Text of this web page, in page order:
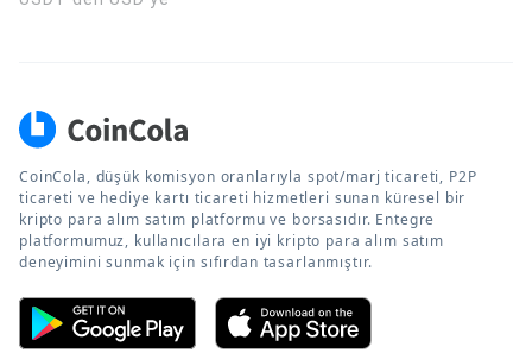
CoinCola, düşük komisyon oranlarıyla spot/marj ticareti, P2P
ticareti ve hediye kartı ticareti hizmetleri sunan küresel bir
kripto para alım satım platformu ve borsasıdır. Entegre
platformumuz, kullanıcılara en iyi kripto para alım satım
deneyimini sunmak için sıfırdan tasarlanmıştır.